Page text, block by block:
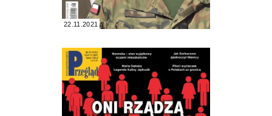
22.11.2021